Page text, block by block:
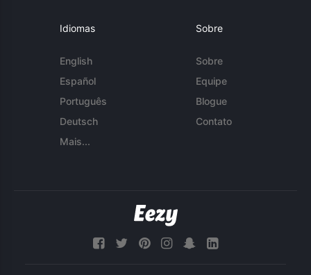
Idiomas
English
Español
Português
Deutsch
Mais...
Sobre
Sobre
Equipe
Blogue
Contato